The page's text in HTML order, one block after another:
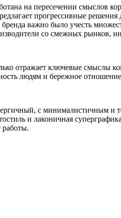
на пересечении смыслов
прогрессивные
важно было учесть
со смежных
отражает ключевые смыслы
людям и бережное
с минималистичным и
и лаконичная
работы.